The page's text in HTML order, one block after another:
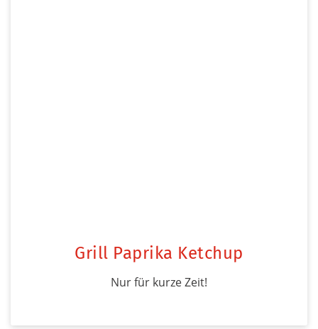
Grill Paprika Ketchup
Nur für kurze Zeit!